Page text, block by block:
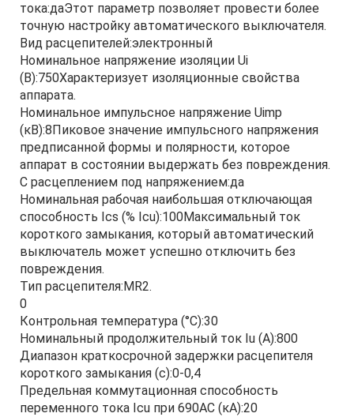
тока:даЭтот параметр позволяет провести более
точную настройку автоматического выключателя.
Вид расцепителей:электронный
Номинальное напряжение изоляции Ui
(В):750Характеризует изоляционные свойства
аппарата.
Номинальное импульсное напряжение Uimp
(кВ):8Пиковое значение импульсного напряжения
предписанной формы и полярности, которое
аппарат в состоянии выдержать без повреждения.
С расцеплением под напряжением:да
Номинальная рабочая наибольшая отключающая
способность Ics (% Icu):100Максимальный ток
короткого замыкания, который автоматический
выключатель может успешно отключить без
повреждения.
Тип расцепителя:MR2.
0
Контрольная температура (°С):30
Номинальный продолжительный ток Iu (А):800
Диапазон краткосрочной задержки расцепителя
короткого замыкания (с):0-0,4
Предельная коммутационная способность
переменного тока Icu при 690AC (кА):20